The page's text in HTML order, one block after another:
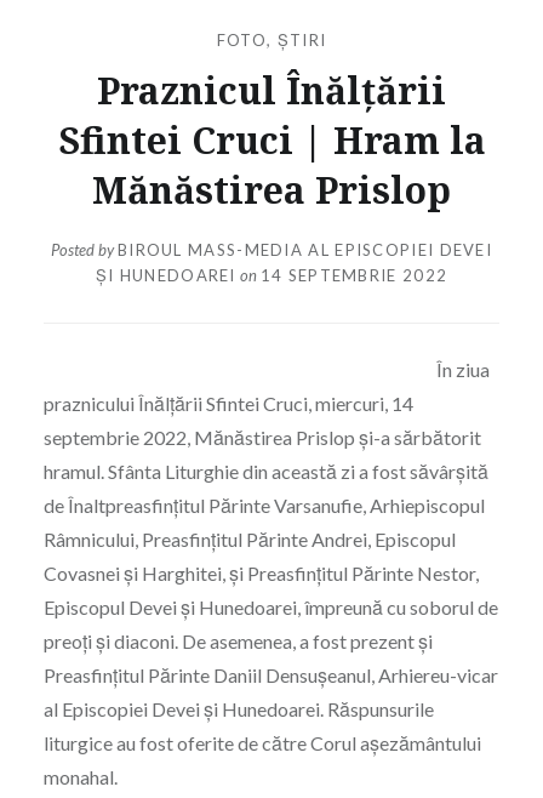
FOTO, ȘTIRI
Praznicul Înălțării
Sfintei Cruci | Hram la
Mănăstirea Prislop
Posted byBIROUL MASS-MEDIA AL EPISCOPIEI DEVEI
ȘI HUNEDOAREI on 14 SEPTEMBRIE 2022
În ziua
praznicului Înălțării Sfintei Cruci, miercuri, 14
septembrie 2022, Mănăstirea Prislop și-a sărbătorit
hramul. Sfânta Liturghie din această zi a fost săvârșită
de Înaltpreasfințitul Părinte Varsanufie, Arhiepiscopul
Râmnicului, Preasfințitul Părinte Andrei, Episcopul
Covasnei și Harghitei, și Preasfințitul Părinte Nestor,
Episcopul Devei și Hunedoarei, împreună cu soborul de
preoți și diaconi. De asemenea, a fost prezent și
Preasfințitul Părinte Daniil Densușeanul, Arhiereu-vicar
al Episcopiei Devei și Hunedoarei. Răspunsurile
liturgice au fost oferite de către Corul așezământului
monahal.